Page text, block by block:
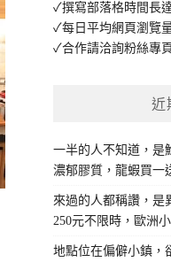
✓撰寫部落格時間長
✓每日平均網頁瀏覽
✓合作請洽詢粉絲專
近
一半的人不知道，是
濃郁膠質，龍蝦買一
來過的人都稱讚，是
250元不限時，歐洲小
地點位在偏僻小鎮，